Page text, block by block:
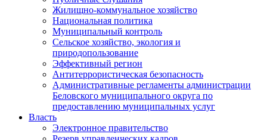
Жилищно-коммунальное хозяйство
Национальная политика
Муниципальный контроль
Сельское хозяйство, экология и
природопользование
Эффективный регион
Антитеррористическая безопасность
Административные регламенты администрации
Беловского муниципального округа по
предоставлению муниципальных услуг
Власть
Электронное правительство